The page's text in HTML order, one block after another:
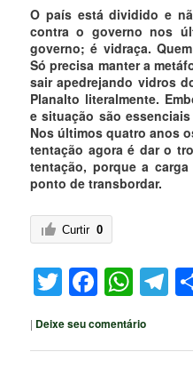
O país está dividido e
contra o governo nos
governo; é vidraça.
Só precisa manter a
sair apedrejando vidros
Planalto literalmente.
e situação são
Nos últimos quatro anos
tentação agora é dar o
tentação, porque a
ponto de transbordar.
Curtir 0
Twitter
| Deixe seu comentário